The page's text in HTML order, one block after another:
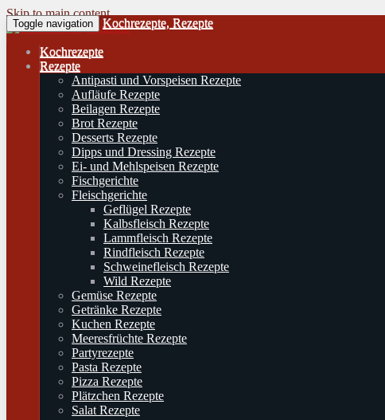
Skip to main content
Toggle navigation Kochrezepte, Rezepte
Kochrezepte
Rezepte
Antipasti und Vorspeisen Rezepte
Aufläufe Rezepte
Beilagen Rezepte
Brot Rezepte
Desserts Rezepte
Dipps und Dressing Rezepte
Ei- und Mehlspeisen Rezepte
Fischgerichte
Fleischgerichte
Geflügel Rezepte
Kalbsfleisch Rezepte
Lammfleisch Rezepte
Rindfleisch Rezepte
Schweinefleisch Rezepte
Wild Rezepte
Gemüse Rezepte
Getränke Rezepte
Kuchen Rezepte
Meeresfrüchte Rezepte
Partyrezepte
Pasta Rezepte
Pizza Rezepte
Plätzchen Rezepte
Salat Rezepte